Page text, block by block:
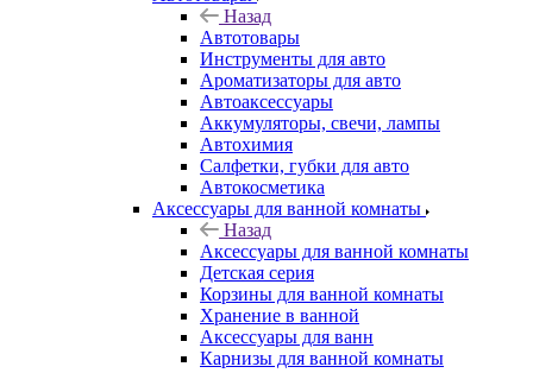
Назад
Автотовары
Инструменты для авто
Ароматизаторы для авто
Автоаксессуары
Аккумуляторы, свечи, лампы
Автохимия
Салфетки, губки для авто
Автокосметика
Аксессуары для ванной комнаты
Назад
Аксессуары для ванной комнаты
Детская серия
Корзины для ванной комнаты
Хранение в ванной
Аксессуары для ванн
Карнизы для ванной комнаты